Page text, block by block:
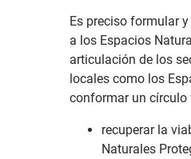
Es preciso formular
a los Espacios
articulación de los
locales como los
conformar un círculo
recuperar la
Naturales